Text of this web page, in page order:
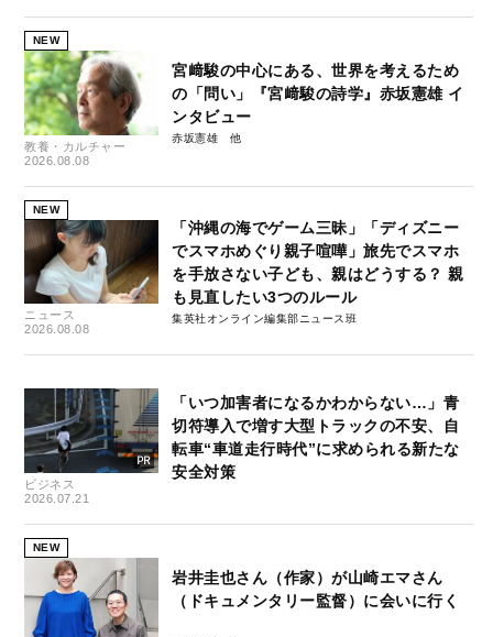
NEW
教養・カルチャー
2026.08.08
宮﨑駿の中心にある、世界を考えるため
の「問い」『宮﨑駿の詩学』赤坂憲雄 イ
ンタビュー
赤坂憲雄
NEW
ニュース
2026.08.08
「沖縄の海でゲーム三昧」「ディズニー
でスマホめぐり親子喧嘩」旅先でスマホ
を手放さない子ども、親はどうする？ 親
も見直したい3つのルール
集英社オンライン編集部ニュース班
ビジネス
2026.07.21
「いつ加害者になるかわからない…」青
切符導入で増す大型トラックの不安、自
転車“車道走行時代”に求められる新たな
安全対策
NEW
岩井圭也さん（作家）が山崎エマさん
（ドキュメンタリー監督）に会いに行く